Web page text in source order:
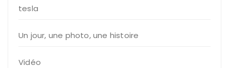
tesla
Un jour, une photo, une histoire
Vidéo